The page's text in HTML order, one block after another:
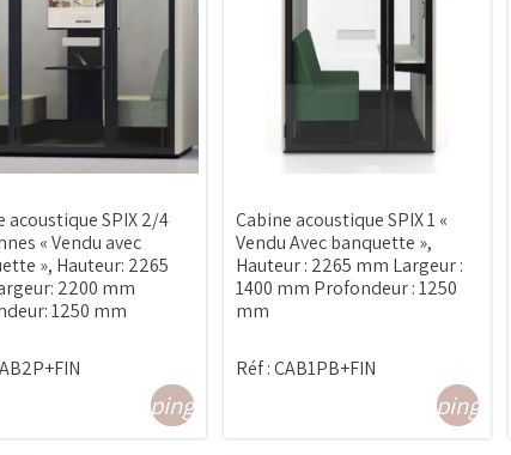
acoustique SPIX 2/4
« Vendu avec
», Hauteur: 2265
2200 mm
1250 mm
shopping_cart
Cabine acoustique SPIX 1 «
Vendu Avec banquette »,
Hauteur : 2265 mm Largeur :
1400 mm Profondeur : 1250
mm
Réf :CAB1PB+FIN